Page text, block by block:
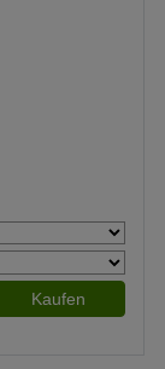
Kaufen